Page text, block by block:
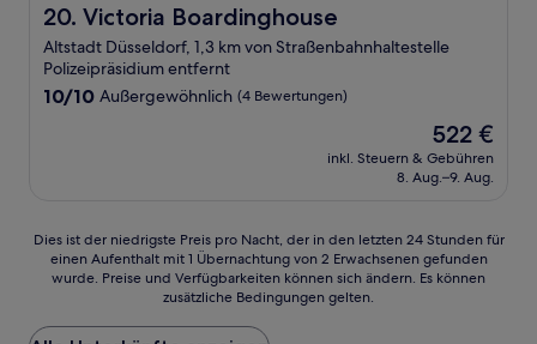
20. Victoria Boardinghouse
Victoria Boardinghouse
Altstadt Düsseldorf, 1,3 km von Straßenbahnhaltestelle
Polizeipräsidium entfernt
10.0
10/10 Außergewöhnlich (4 Bewertungen)
Der
Preis
beträgt
522 €
inkl. Steuern & Gebühren
8. Aug.–9. Aug.
Dies
der
Preis
Dies ist der niedrigste Preis pro Nacht, der in den letzten 24 Stunden für
einen Aufenthalt mit 1 Übernachtung von 2 Erwachsenen gefunden
wurde. Preise und Verfügbarkeiten können sich ändern. Es können
zusätzliche Bedingungen gelten.